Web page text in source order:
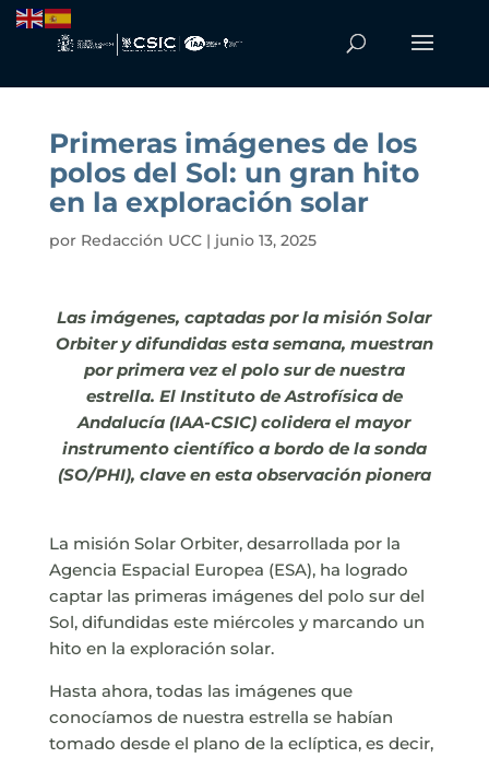
Primeras imágenes de los
polos del Sol: un gran hito
en la exploración solar
por Redacción UCC| junio 13, 2025
Las imágenes, captadas por la misión Solar
Orbiter y difundidas esta semana, muestran
por primera vez el polo sur de nuestra
estrella. El Instituto de Astrofísica de
Andalucía (IAA-CSIC) colidera el mayor
instrumento científico a bordo de la sonda
(SO/PHI), clave en esta observación pionera
La misión Solar Orbiter, desarrollada por la
Agencia Espacial Europea (ESA), ha logrado
captar las primeras imágenes del polo sur del
Sol, difundidas este miércoles y marcando un
hito en la exploración solar.
Hasta ahora, todas las imágenes que
conocíamos de nuestra estrella se habían
tomado desde el plano de la eclíptica, es decir,